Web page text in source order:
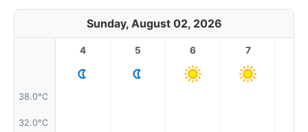
Sunday, August 02, 2026
38.0°C
32.0°C
4 5 6 7